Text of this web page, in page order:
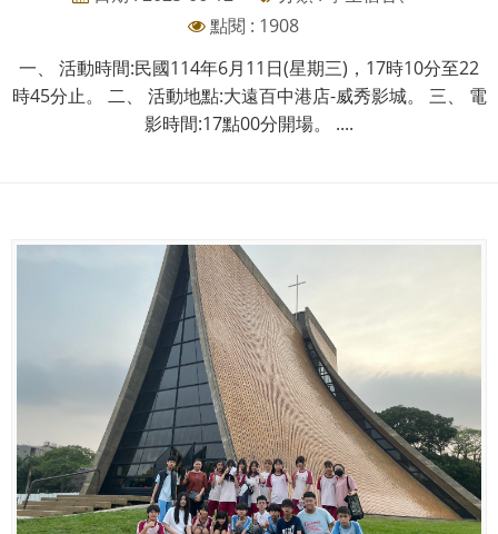
點閱 : 1908
一、 活動時間:民國114年6月11日(星期三)，17時10分至22
時45分止。 二、 活動地點:大遠百中港店-威秀影城。 三、 電
影時間:17點00分開場。 ....